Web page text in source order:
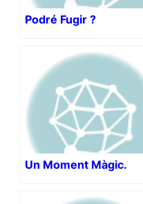
Podré Fugir ?
Un Moment Màgic.